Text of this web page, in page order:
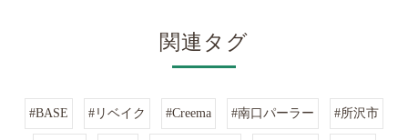
関連タグ
#BASE #リベイク #Creema #南口パーラー #所沢市